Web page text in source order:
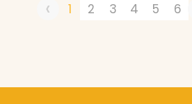
‹ 1 2 3 4 5 6